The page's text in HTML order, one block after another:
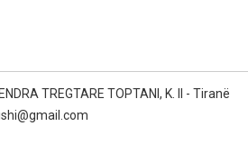
TREGTARE TOPTANI, K. II - Tiranë